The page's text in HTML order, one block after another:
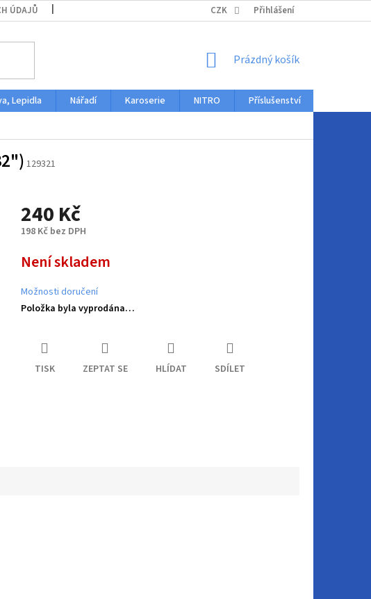
ÚDAJŮ CZK Přihlášení
NÁKUPNÍ
Prázdný košík
Lepidla Nářadí Karoserie NITRO Příslušenství
129321
240 Kč
198 Kč bez DPH
cena:
Není skladem
Možnosti doručení
Položka byla vyprodána…
TISK ZEPTAT SE HLÍDAT SDÍLET